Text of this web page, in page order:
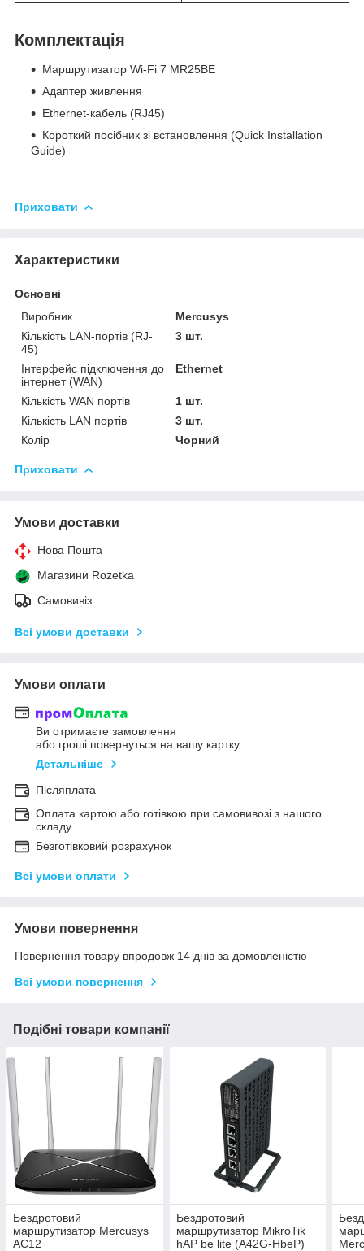
Комплектація
Маршрутизатор Wi-Fi 7 MR25BE
Адаптер живлення
Ethernet-кабель (RJ45)
Короткий посібник зі встановлення (Quick Installation
Guide)
Приховати
Характеристики
Основні
Виробник
Mercusys
Кількість LAN-портів (RJ-
45)
3 шт.
Інтерфейс підключення до
інтернет (WAN)
Ethernet
Кількість WAN портів
1 шт.
Кількість LAN портів
3 шт.
Колір
Чорний
Приховати
Умови доставки
Нова Пошта
Магазини Rozetka
Самовивіз
Всі умови доставки
Умови оплати
Ви отримаєте замовлення
або гроші повернуться на вашу картку
Детальніше
Післяплата
Оплата картою або готівкою при самовивозі з нашого
складу
Безготівковий розрахунок
Всі умови оплати
Умови повернення
Повернення товару впродовж 14 днів за домовленістю
Всі умови повернення
Подібні товари компанії
Бездротовий
маршрутизатор Mercusys
AC12
Бездротовий
маршрутизатор MikroTik
hAP be lite (A42G-HbeP)